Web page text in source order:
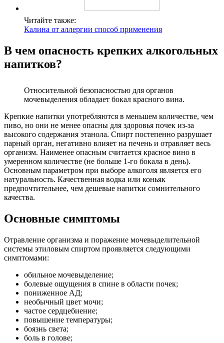
Читайте также:
Калина от аллергии способ применения
В чем опасность крепких алкогольных
напитков?
Относительной безопасностью для органов
мочевыделения обладает бокал красного вина.
Крепкие напитки употребляются в меньшем количестве, чем
пиво, но они не менее опасны для здоровья почек из-за
высокого содержания этанола. Спирт постепенно разрушает
парный орган, негативно влияет на печень и отравляет весь
организм. Наименее опасным считается красное вино в
умеренном количестве (не больше 1-го бокала в день).
Основным параметром при выборе алкоголя является его
натуральность. Качественная водка или коньяк
предпочтительнее, чем дешевые напитки сомнительного
качества.
Основные симптомы
Отравление организма и поражение мочевыделительной
системы этиловым спиртом проявляется следующими
симптомами:
обильное мочевыделение;
болевые ощущения в спине в области почек;
пониженное АД;
необычный цвет мочи;
частое сердцебиение;
повышение температуры;
боязнь света;
боль в голове;